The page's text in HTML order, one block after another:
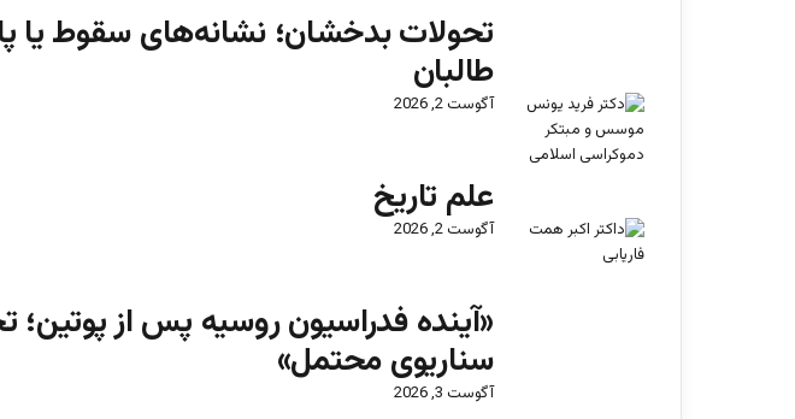
تحولات بدخشان؛ نشانه‌های سقوط یا
طالبان
آگوست 2, 2026
علم تاریخ
آگوست 2, 2026
«آینده فدراسیون روسیه پس از پوتین؛
سناریوی محتمل»
آگوست 3, 2026